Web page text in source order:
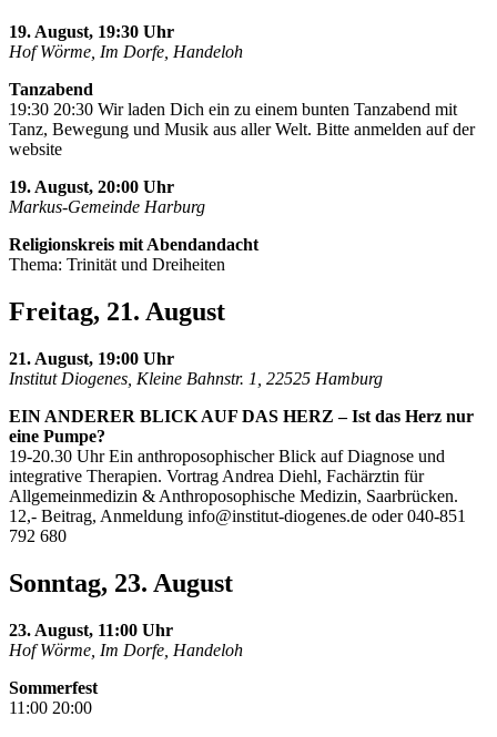
19. August, 19:30 Uhr
Hof Wörme, Im Dorfe, Handeloh
Tanzabend
19:30 20:30 Wir laden Dich ein zu einem bunten Tanzabend mit
Tanz, Bewegung und Musik aus aller Welt. Bitte anmelden auf der
website
19. August, 20:00 Uhr
Markus-Gemeinde Harburg
Religionskreis mit Abendandacht
Thema: Trinität und Dreiheiten
Freitag, 21. August
21. August, 19:00 Uhr
Institut Diogenes, Kleine Bahnstr. 1, 22525 Hamburg
EIN ANDERER BLICK AUF DAS HERZ – Ist das Herz nur
eine Pumpe?
19-20.30 Uhr Ein anthroposophischer Blick auf Diagnose und
integrative Therapien. Vortrag Andrea Diehl, Fachärztin für
Allgemeinmedizin & Anthroposophische Medizin, Saarbrücken.
12,- Beitrag, Anmeldung info@institut-diogenes.de oder 040-851
792 680
Sonntag, 23. August
23. August, 11:00 Uhr
Hof Wörme, Im Dorfe, Handeloh
Sommerfest
11:00 20:00